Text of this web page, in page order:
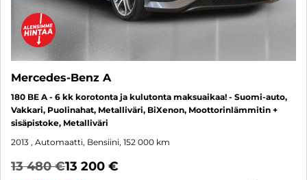
Mercedes-Benz A
180 BE A - 6 kk korotonta ja kulutonta maksuaikaa! - Suomi-auto,
Vakkari, Puolinahat, Metalliväri, BiXenon, Moottorinlämmitin +
sisäpistoke, Metalliväri
2013 , Automaatti, Bensiini, 152 000 km
13 480 €13 200 €